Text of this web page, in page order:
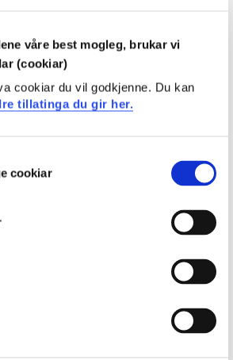
våre best mogleg, brukar vi
(cookiar)
cookiar du vil godkjenne. Du kan
tillatinga du gir her.
cookiar
og betydningen av å
i praksis
og læringsformer
og studentaktive